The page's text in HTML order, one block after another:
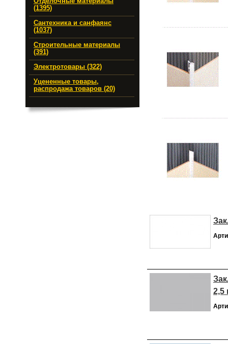
(1395)
Сантехника и санфаянс
(1037)
Строительные материалы
(391)
Электротовары (322)
Уцененные товары,
распродажа товаров (20)
2,5